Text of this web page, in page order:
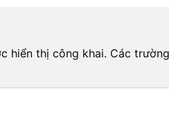
hiển thị công khai. Các